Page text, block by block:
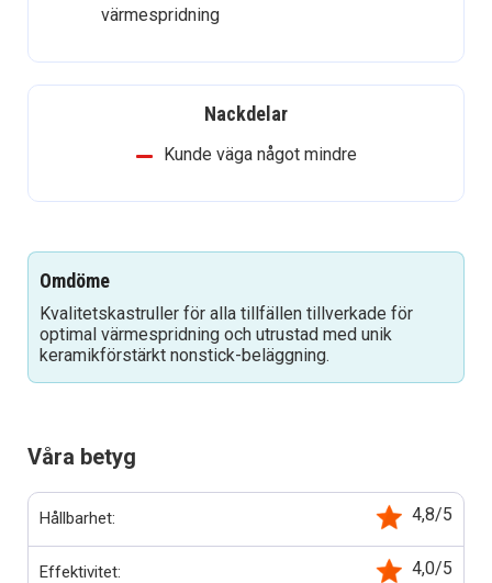
värmespridning
Nackdelar
Kunde väga något mindre
Omdöme
Kvalitetskastruller för alla tillfällen tillverkade för
optimal värmespridning och utrustad med unik
keramikförstärkt nonstick-beläggning.
Våra betyg
Hållbarhet: 4,8/5
Effektivitet: 4,0/5